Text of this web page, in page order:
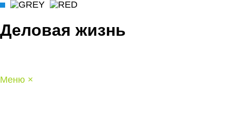
Деловая жизнь
Меню ×